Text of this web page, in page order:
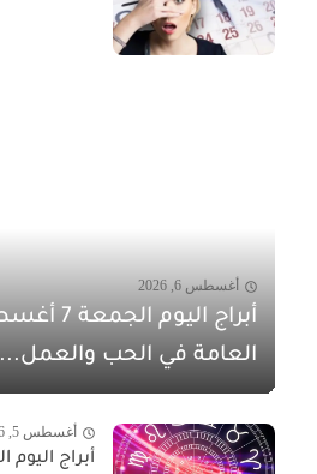
أغسطس 6, 2026
العامة في الحب والعمل...
أغسطس 5, 2026